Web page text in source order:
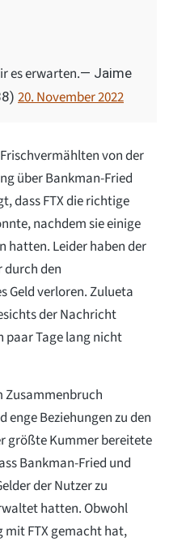
es erwarten.— Jaime
20. November 2022
von der
über Bankman-Fried
dass FTX die richtige
nachdem sie einige
hatten. Leider haben der
durch den
Geld verloren. Zulueta
der Nachricht
paar Tage lang nicht
Zusammenbruch
enge Beziehungen zu den
größte Kummer bereitete
Bankman-Fried und
der Nutzer zu
hatten. Obwohl
mit FTX gemacht hat,